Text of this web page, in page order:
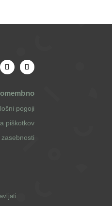
pogoji
piškotkov
zasebnosti